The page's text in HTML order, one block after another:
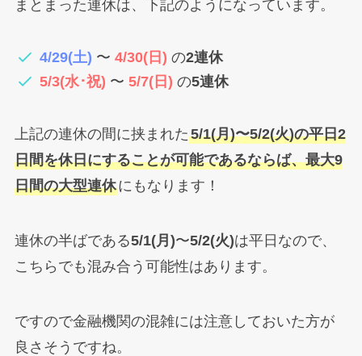
まとまった連休は、下記のようになっています。
4/29(土) 〜4/30(日) の2連休
5/3(水･祝) 〜5/7(日) の5連休
上記の連休の間に挟まれた5/1(月)〜5/2(火)の平日2
日間を休日にすることが可能であるならば、最大9
日間の大型連休にもなります！
連休の半ばである5/1(月)〜5/2(火)は平日なので、
こちらでも混み合う可能性はあります。
ですので金融機関の混雑には注意しておいた方が
良さそうですね。